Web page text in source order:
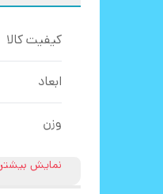
کیفیت کالا
ابعاد
وزن
نمایش بیشتر